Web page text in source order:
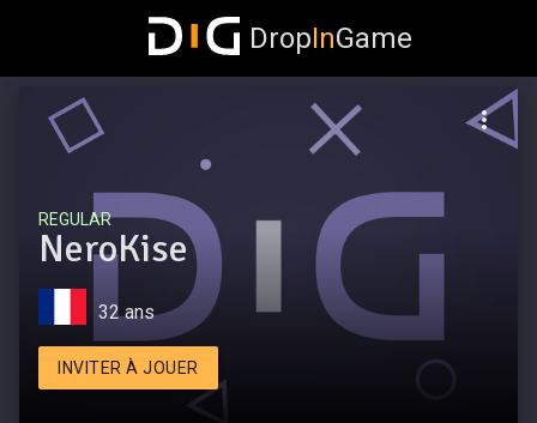
DropInGame
REGULAR
NeroKise
32 ans
INVITER À JOUER